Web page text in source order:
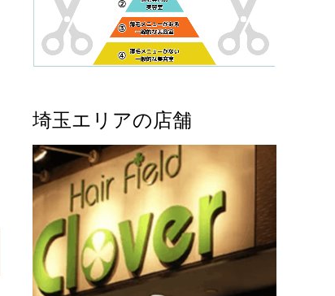
埼玉エリアの店舗